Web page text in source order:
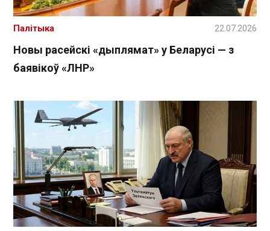
Новы расейскі «дыплямат» у Беларусі — з
баявікоў «ЛНР»
Палітыка 22.07.2026